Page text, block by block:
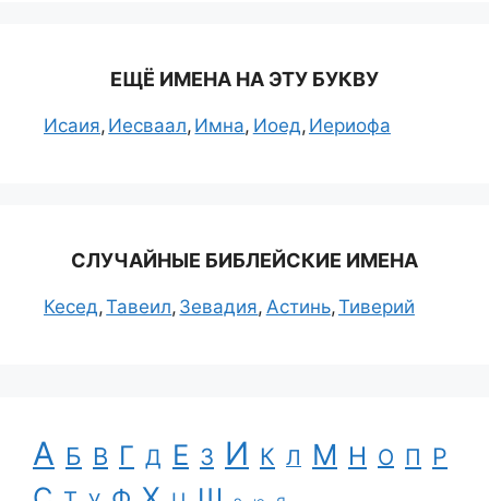
ЕЩЁ ИМЕНА НА ЭТУ БУКВУ
Исаия Иесваал Имна Иоед Иериофа
СЛУЧАЙНЫЕ БИБЛЕЙСКИЕ ИМЕНА
Кесед Тавеил Зевадия Астинь Тиверий
А Б В Г Д Е З И К Л М Н О П Р